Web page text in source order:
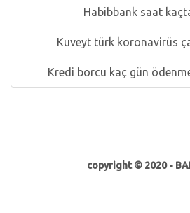
Habibbank saat
Kuveyt türk koronavirüs
Kredi borcu kaç gün
copyright © 2020 -